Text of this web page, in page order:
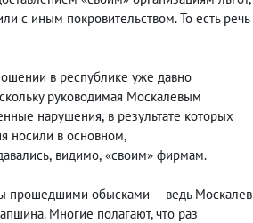
с иным покровительством. То есть речь
в республике уже давно
руководимая Москалевым
нарушения, в результате которых
носили в основном,
, видимо, «своим» фирмам.
прошедшими обысками — ведь Москалев
Многие полагают, что раз